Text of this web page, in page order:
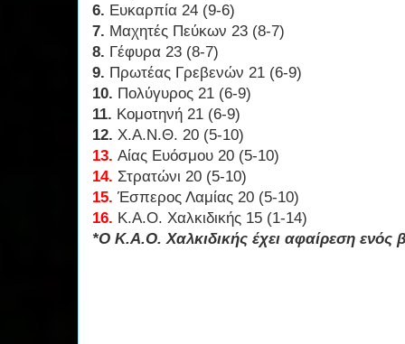
6. Ευκαρπία 24 (9-6)
7. Μαχητές Πεύκων 23 (8-7)
8. Γέφυρα 23 (8-7)
9. Πρωτέας Γρεβενών 21 (6-9)
10. Πολύγυρος 21 (6-9)
11. Κομοτηνή 21 (6-9)
12. Χ.Α.Ν.Θ. 20 (5-10)
13. Αίας Ευόσμου 20 (5-10)
14. Στρατώνι 20 (5-10)
15. Έσπερος Λαμίας 20 (5-10)
16. Κ.Α.Ο. Χαλκιδικής 15 (1-14)
*Ο Κ.Α.Ο. Χαλκιδικής έχει αφαίρεση ενός